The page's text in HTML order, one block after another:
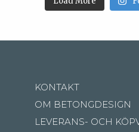
KONTAKT
OM BETONGDESIGN
LEVERANS- OCH